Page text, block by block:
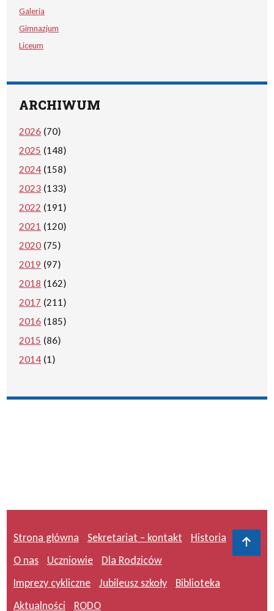
Galeria
Gimnazjum
Liceum
ARCHIWUM
2026 (70)
2025 (148)
2024 (158)
2023 (133)
2022 (191)
2021 (120)
2020 (75)
2019 (97)
2018 (162)
2017 (211)
2016 (185)
2015 (86)
2014 (1)
Strona główna Sekretariat – kontakt
Historia
O nas
Uczniowie
Dla Rodziców
Imprezy cykliczne
Jubileusz szkoły
Biblioteka
Aktualności
RODO
Do